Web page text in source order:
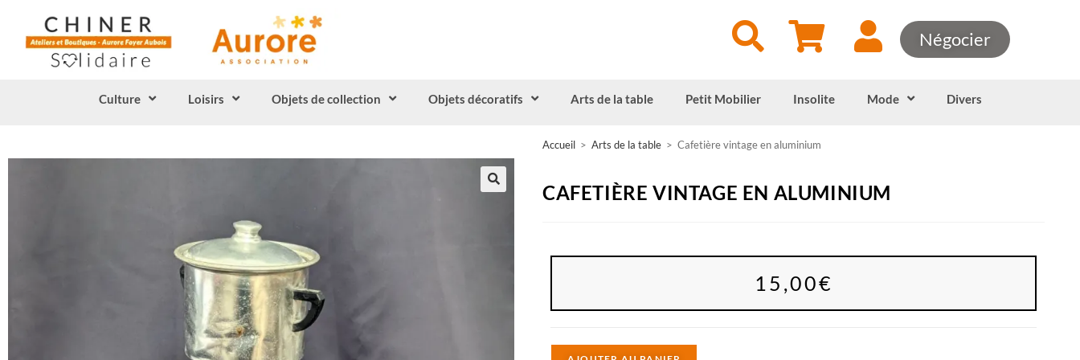
Négocier
Culture Loisirs Objets de collection Objets décoratifs Arts de la table Petit Mobilier Insolite Mode Divers
Accueil > Arts de la table > Cafetière vintage en aluminium
CAFETIÈRE VINTAGE EN ALUMINIUM
15,00€